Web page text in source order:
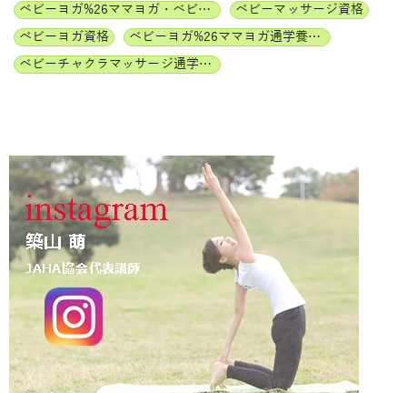
ベビーヨガ%26ママヨガ・ベビーチャクラマッサージ通信講座
ベビーマッサージ資格
ベビーヨガ資格
ベビーヨガ%26ママヨガ通学養成講座
ベビーチャクラマッサージ通学養成講座